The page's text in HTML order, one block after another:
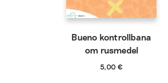
Bueno kontrollbana
om rusmedel
5,00 €